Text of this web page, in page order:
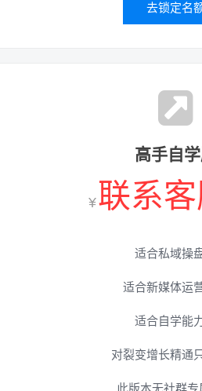
去锁定名
高手自
¥联系
适合私域操
适合新媒体运
适合自学能
对裂变增长精通
此版本无社群专